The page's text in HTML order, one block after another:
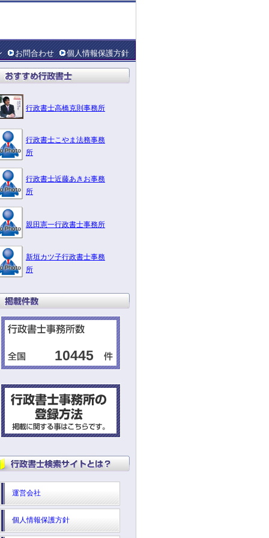
お問合わせ 個人情報保護方針
行政書士高橋克則事務所
行政書士こやま法務事務
所
行政書士近藤あきお事務
所
親田憲一行政書士事務所
新垣カツ子行政書士事務
所
10445
運営会社
個人情報保護方針